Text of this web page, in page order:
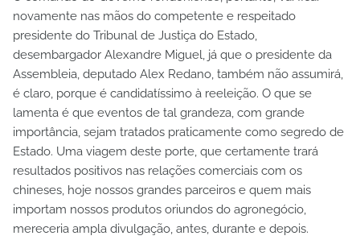
novamente nas mãos do competente e respeitado
presidente do Tribunal de Justiça do Estado,
desembargador Alexandre Miguel, já que o presidente da
Assembleia, deputado Alex Redano, também não assumirá,
é claro, porque é candidatíssimo à reeleição. O que se
lamenta é que eventos de tal grandeza, com grande
importância, sejam tratados praticamente como segredo de
Estado. Uma viagem deste porte, que certamente trará
resultados positivos nas relações comerciais com os
chineses, hoje nossos grandes parceiros e quem mais
importam nossos produtos oriundos do agronegócio,
mereceria ampla divulgação, antes, durante e depois.